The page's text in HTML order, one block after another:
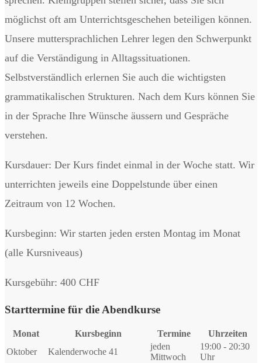
möglichst oft am Unterrichtsgeschehen beteiligen können.
Unsere muttersprachlichen Lehrer legen den Schwerpunkt
auf die Verständigung in Alltagssituationen.
Selbstverständlich erlernen Sie auch die wichtigsten
grammatikalischen Strukturen. Nach dem Kurs können Sie
in der Sprache Ihre Wünsche äussern und Gespräche
verstehen.
Kursdauer: Der Kurs findet einmal in der Woche statt. Wir
unterrichten jeweils eine Doppelstunde über einen
Zeitraum von 12 Wochen.
Kursbeginn: Wir starten jeden ersten Montag im Monat
(alle Kursniveaus)
Kursgebühr: 400 CHF
Starttermine für die Abendkurse
Monat Kursbeginn Termine
Uhrzeiten
Oktober
Kalenderwoche 41
jeden
Mittwoch
19:00 - 20:30
Uhr